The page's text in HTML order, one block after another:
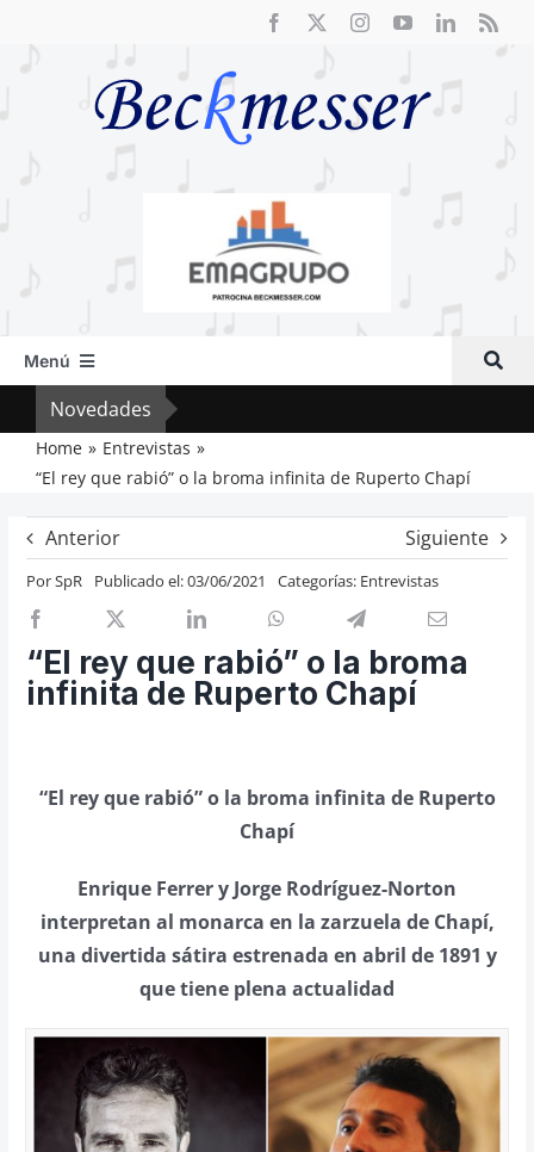
Menú
Inicio
Actual
Artículos
Crítica
Previos de ópera
Cosas de Beckmesser
Novedades
Home
Entrevistas
“El rey que rabió” o la broma infinita de Ruperto Chapí
Anterior Siguiente
PorSpR Publicado el: 03/06/2021 Categorías: Entrevistas
“El rey que rabió” o la broma
infinita de Ruperto Chapí
“El rey que rabió” o la broma infinita de Ruperto
Chapí
Enrique Ferrer y Jorge Rodríguez-Norton
interpretan al monarca en la zarzuela de Chapí,
una divertida sátira estrenada en abril de 1891 y
que tiene plena actualidad